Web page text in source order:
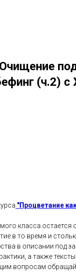
(ч.2) с
"Процветание
класса остается
в то время и
в описании под
а также
вопросам